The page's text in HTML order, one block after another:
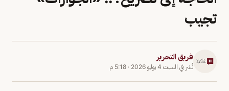
تجيب
فريق التحرير
نُشر في السبت 4 يوليو 2026 · 5:18 م